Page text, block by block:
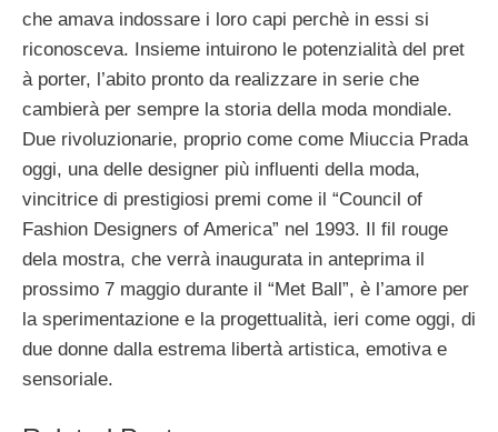
che amava indossare i loro capi perchè in essi si
riconosceva. Insieme intuirono le potenzialità del pret
à porter, l’abito pronto da realizzare in serie che
cambierà per sempre la storia della moda mondiale.
Due rivoluzionarie, proprio come come Miuccia Prada
oggi, una delle designer più influenti della moda,
vincitrice di prestigiosi premi come il “Council of
Fashion Designers of America” nel 1993. Il fil rouge
dela mostra, che verrà inaugurata in anteprima il
prossimo 7 maggio durante il “Met Ball”, è l’amore per
la sperimentazione e la progettualità, ieri come oggi, di
due donne dalla estrema libertà artistica, emotiva e
sensoriale.